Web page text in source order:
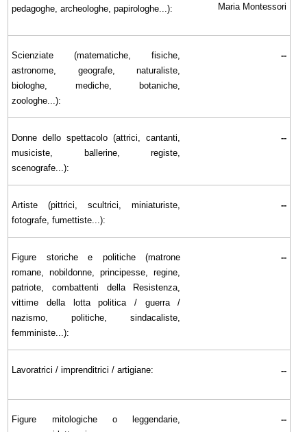
pedagoghe, archeologhe, papirologhe...):
Maria Montessori
Scienziate (matematiche, fisiche,
astronome, geografe, naturaliste,
biologhe, mediche, botaniche,
zoologhe...):
--
Donne dello spettacolo (attrici, cantanti,
musiciste, ballerine, registe,
scenografe...):
--
Artiste (pittrici, scultrici, miniaturiste,
fotografe, fumettiste...):
--
Figure storiche e politiche (matrone
romane, nobildonne, principesse, regine,
patriote, combattenti della Resistenza,
vittime della lotta politica / guerra /
nazismo, politiche, sindacaliste,
femministe...):
--
Lavoratrici / imprenditrici / artigiane: --
Figure mitologiche o leggendarie,
--